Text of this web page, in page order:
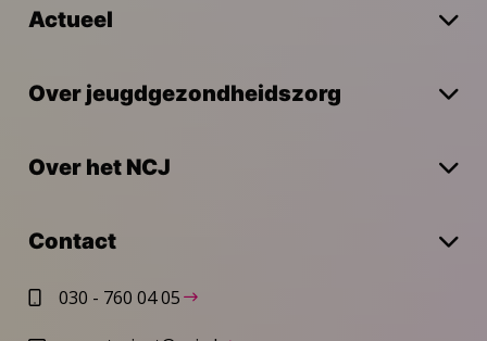
Actueel
Over jeugdgezondheidszorg
Over het NCJ
Contact
030 - 760 04 05